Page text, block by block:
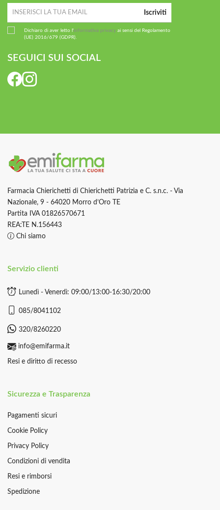
Iscriviti
Dichiaro di aver letto l'informativa privacy ai sensi del Regolamento
(UE) 2016/679 (GDPR).
SEGUICI SUI SOCIAL
Farmacia Chierichetti di Chierichetti Patrizia e C. s.n.c. - Via
Nazionale, 9 - 64020 Morro d’Oro TE
Partita IVA 01826570671
REA:TE N.156443
Chi siamo
Servizio clienti
Lunedì - Venerdì: 09:00/13:00-16:30/20:00
085/8041102
320/8260220
info@emifarma.it
Resi e diritto di recesso
Sicurezza e Trasparenza
Pagamenti sicuri
Cookie Policy
Privacy Policy
Condizioni di vendita
Resi e rimborsi
Spedizione